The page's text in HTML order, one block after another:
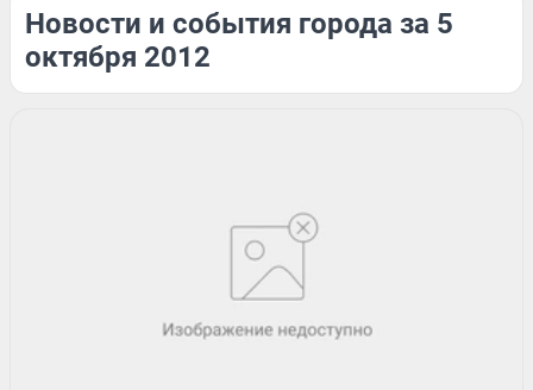
Новости и события города за 5
октября 2012